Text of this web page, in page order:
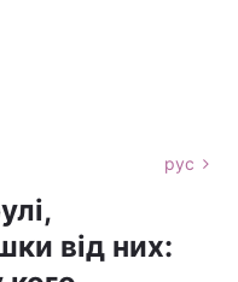
рус
від них: